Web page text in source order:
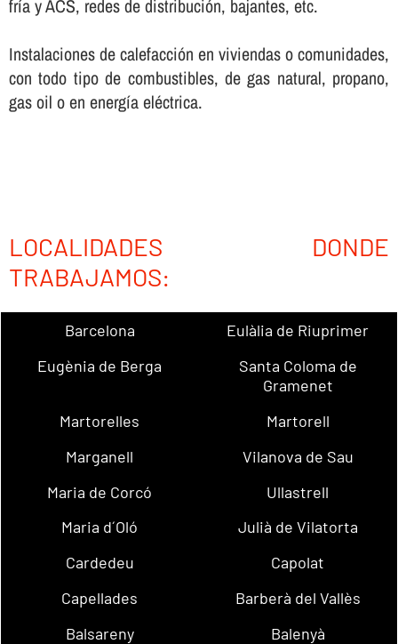
frí­a y ACS, redes de distribución, bajantes, etc.
Instalaciones de calefacción en viviendas o comunidades,
con todo tipo de combustibles, de gas natural, propano,
gas oil o en energí­a eléctrica.
LOCALIDADES DONDE
TRABAJAMOS:
Barcelona
Eulàlia de Riuprimer
Eugènia de Berga
Santa Coloma de
Gramenet
Martorelles
Martorell
Marganell
Vilanova de Sau
Maria de Corcó
Ullastrell
Maria d´Oló
Julià de Vilatorta
Cardedeu
Capolat
Capellades
Barberà del Vallès
Balsareny
Balenyà